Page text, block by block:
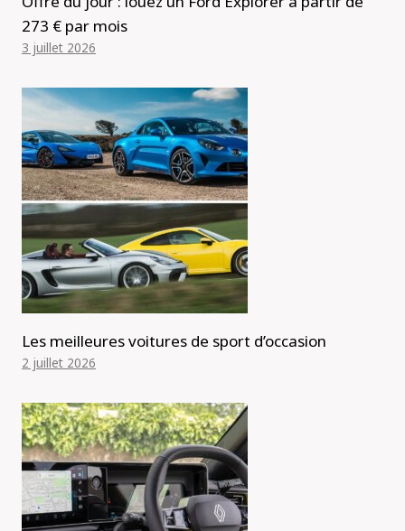
273 € par mois
3 juillet 2026
Les meilleures voitures de sport d’occasion
2 juillet 2026